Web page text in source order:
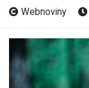
Webnoviny